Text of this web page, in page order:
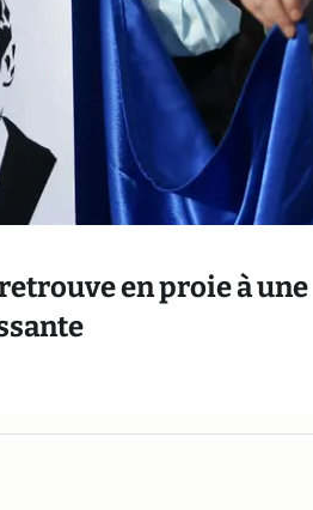
en proie à une